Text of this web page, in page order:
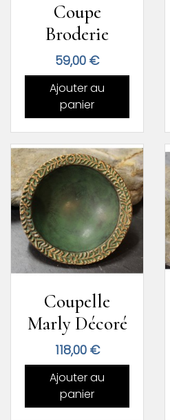
Coupe
Broderie
Prix
59,00 €
Ajouter au
panier
Coupelle
Marly Décoré
Prix
118,00 €
Ajouter au
panier